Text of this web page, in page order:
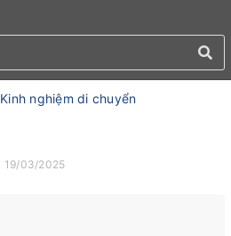
Kinh nghiệm di chuyển
| 19/03/2025